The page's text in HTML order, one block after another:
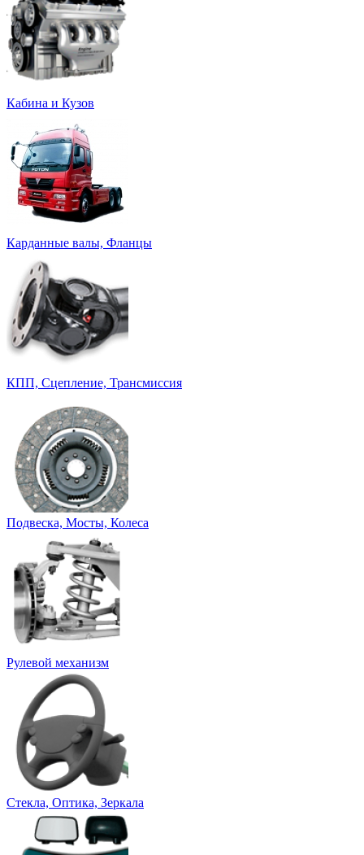
Кабина и Кузов
Карданные валы, Фланцы
КПП, Сцепление, Трансмиссия
Подвеска, Мосты, Колеса
Рулевой механизм
Стекла, Оптика, Зеркала